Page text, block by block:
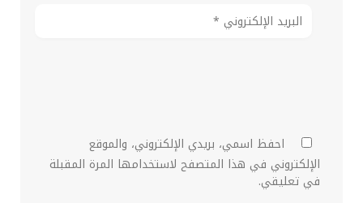
احفظ اسمي، بريدي الإلكتروني، والموقع
الإلكتروني في هذا المتصفح لاستخدامها المرة المقبلة
في تعليقي.